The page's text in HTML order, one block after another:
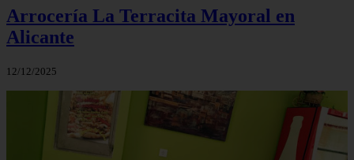
Arrocería La Terracita Mayoral en
Alicante
12/12/2025